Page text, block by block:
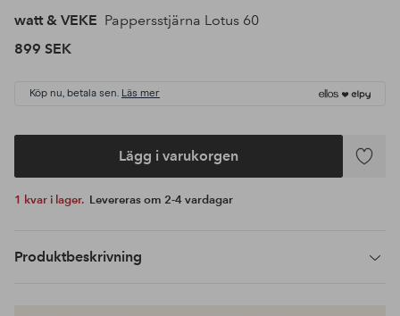
watt & VEKE Pappersstjärna Lotus 60
899 SEK
Köp nu, betala sen. Läs mer
Lägg i varukorgen
Lägg
1 kvar i lager. Levereras om 2-4 vardagar
Produktbeskrivning